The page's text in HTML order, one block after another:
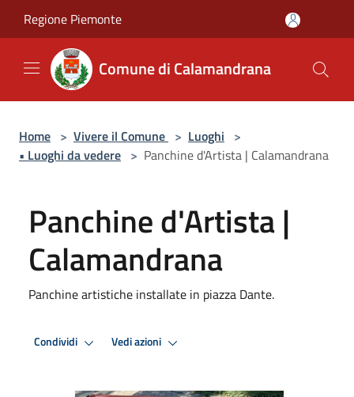
Regione Piemonte
Comune di Calamandrana
Home > Vivere il Comune > Luoghi >
• Luoghi da vedere > Panchine d'Artista | Calamandrana
Panchine d'Artista |
Calamandrana
Panchine artistiche installate in piazza Dante.
Condividi Vedi azioni